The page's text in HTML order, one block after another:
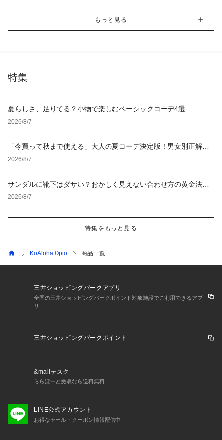
もっと見る
特集
夏らしさ、足りてる？小物で楽しむベーシックコーデ4選
2026/8/7
「今買って秋まで使える」大人の夏コーデ決定版！男女別正解ス
タイルとNGな着こなし
2026/8/7
サンダルに靴下はダサい？おかしく見えない合わせ方の黄金法則
と男女別おすすめコーデ
2026/8/7
特集をもっと見る
KoAloha Opio 商品一覧
三井ショッピングパークアプリ
全国の三井ショッピングパークポイント対象施設でご利用できるアプ
リ
三井ショッピングパークポイント
&mallデスク
ららぽーと受取なら送料無料
LINE公式アカウント
お得なセール・クーポン情報配信中